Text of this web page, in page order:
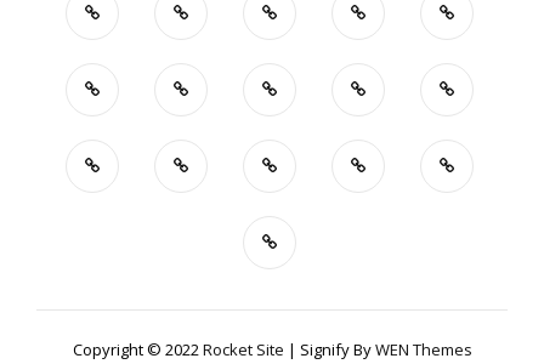
Copyright © 2022Rocket Site | Signify ByWEN Themes